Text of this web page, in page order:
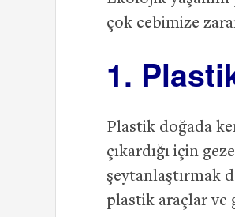
çok cebimize
1.
Plastik doğada
çıkardığı için
şeytanlaştırmak
plastik araçlar ve